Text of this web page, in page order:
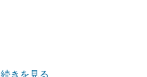
続きを見る